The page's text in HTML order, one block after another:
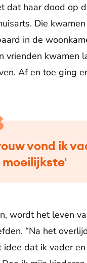
dat haar dood op
Die
in de
kwamen
Af en toe ging
vond ik
wordt het leven
“Na het
dat ik vader